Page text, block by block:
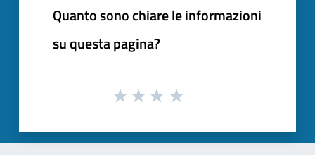
Quanto sono chiare le informazioni
su questa pagina?